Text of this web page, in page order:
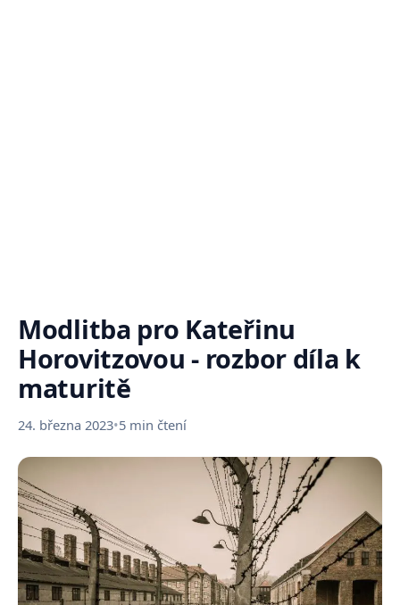
Modlitba pro Kateřinu
Horovitzovou - rozbor díla k
maturitě
24. března 2023•5 min čtení